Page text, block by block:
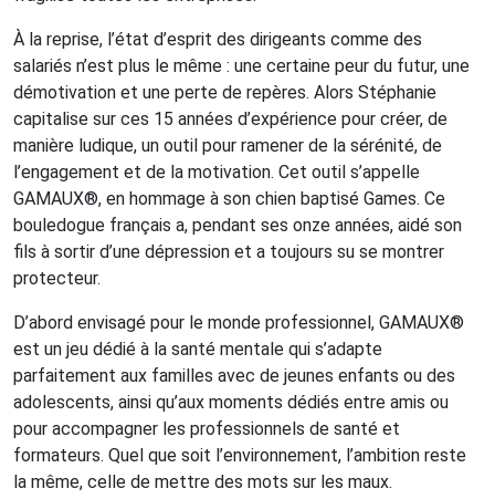
À la reprise, l’état d’esprit des dirigeants comme des
salariés n’est plus le même : une certaine peur du futur, une
démotivation et une perte de repères. Alors Stéphanie
capitalise sur ces 15 années d’expérience pour créer, de
manière ludique, un outil pour ramener de la sérénité, de
l’engagement et de la motivation. Cet outil s’appelle
GAMAUX®, en hommage à son chien baptisé Games. Ce
bouledogue français a, pendant ses onze années, aidé son
fils à sortir d’une dépression et a toujours su se montrer
protecteur.
D’abord envisagé pour le monde professionnel, GAMAUX®
est un jeu dédié à la santé mentale qui s’adapte
parfaitement aux familles avec de jeunes enfants ou des
adolescents, ainsi qu’aux moments dédiés entre amis ou
pour accompagner les professionnels de santé et
formateurs. Quel que soit l’environnement, l’ambition reste
la même, celle de mettre des mots sur les maux.